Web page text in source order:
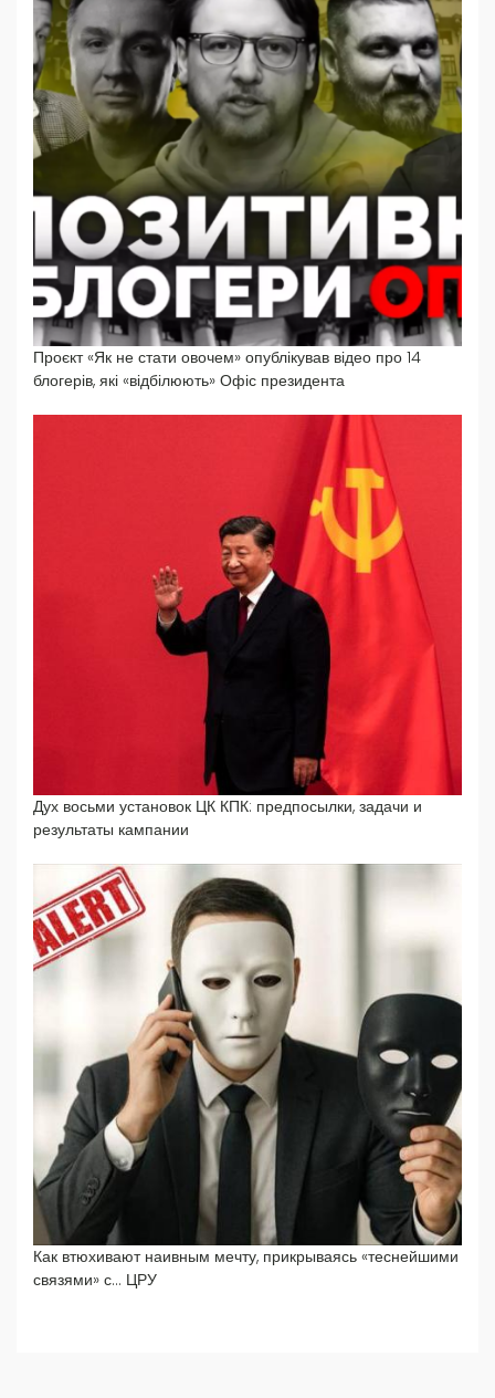
Проєкт «Як не стати овочем» опублікував відео про 14
блогерів, які «відбілюють» Офіс президента
Дух восьми установок ЦК КПК: предпосылки, задачи и
результаты кампании
Как втюхивают наивным мечту, прикрываясь «теснейшими
связями» с… ЦРУ